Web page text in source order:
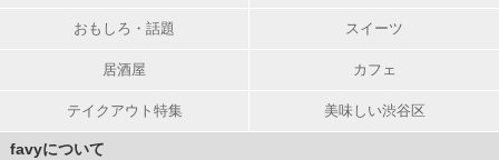
おもしろ・話題 スイーツ
居酒屋 カフェ
テイクアウト特集 美味しい渋谷区
favyについて